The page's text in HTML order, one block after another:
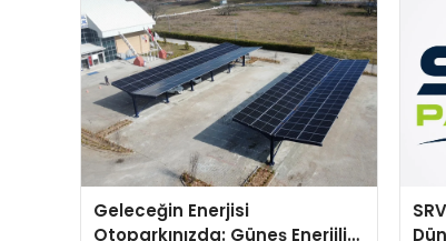
Geleceğin Enerjisi
Otoparkınızda: Güneş Enerjili